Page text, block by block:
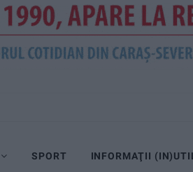
SPORT INFORMAŢII